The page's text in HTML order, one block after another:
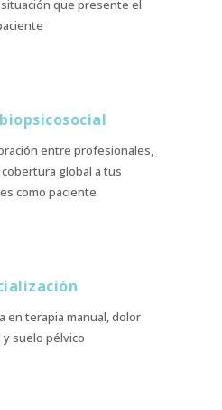
que presente el
entre profesionales,
global a tus
como paciente
en terapia manual, dolor
y suelo pélvico